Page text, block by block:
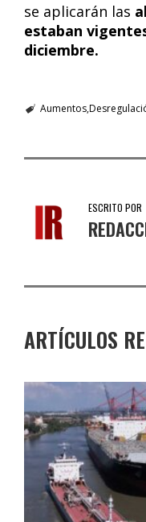
se aplicarán las
estaban
diciembre.
Aumentos
ESCRITO POR
ARTÍCULOS